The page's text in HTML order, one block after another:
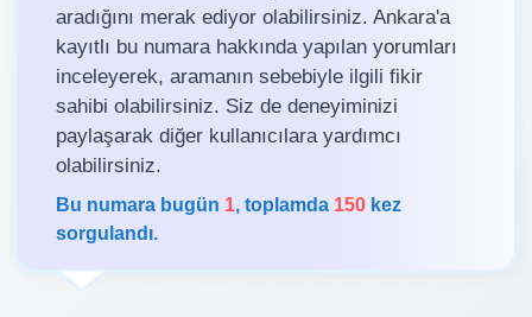
aradığını merak ediyor olabilirsiniz. Ankara'a
kayıtlı bu numara hakkında yapılan yorumları
inceleyerek, aramanın sebebiyle ilgili fikir
sahibi olabilirsiniz. Siz de deneyiminizi
paylaşarak diğer kullanıcılara yardımcı
olabilirsiniz.
Bu numara bugün 1, toplamda 150 kez
sorgulandı.